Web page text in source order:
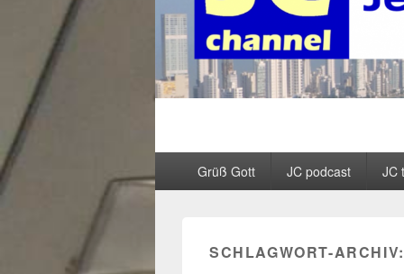
JC channel –
Menü
Grüß Gott JC podcast JC
SCHLAGWORT-ARCHIV: